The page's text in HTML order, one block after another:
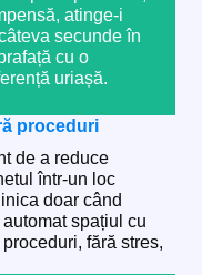
atinge-i
secunde în
cu o
uriașă.
proceduri
de a reduce
într-un loc
doar când
spațiul cu
fără stres,